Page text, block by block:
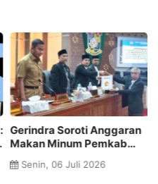
Komisi III DPRD Rokan Hulu
Gelar Rapat Dengar
Pendapat Bersama Kabag
Kesra dan Unit Layanan
Senin, 06 Juli 2026